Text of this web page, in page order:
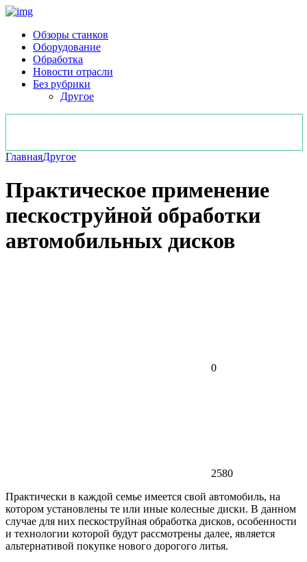
Обзоры станков
Оборудование
Обработка
Новости отрасли
Без рубрики
Другое
ГлавнаяДругое
Практическое применение
пескоструйной обработки
автомобильных дисков
0
2580
Практически в каждой семье имеется свой автомобиль, на
котором установлены те или иные колесные диски. В данном
случае для них пескоструйная обработка дисков, особенности
и технологии которой будут рассмотрены далее, является
альтернативой покупке нового дорогого литья.